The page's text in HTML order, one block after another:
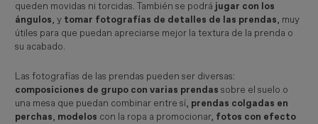
queden movidas ni torcidas. También se podrá jugar con los
ángulos, y tomar fotografías de detalles de las prendas, muy
útiles para que puedan apreciarse mejor la textura de la prenda o
su acabado.
Las fotografías de las prendas pueden ser diversas:
composiciones de grupo con varias prendas sobre el suelo o
una mesa que puedan combinar entre sí, prendas colgadas en
perchas, modelos con la ropa a promocionar, fotos con efecto